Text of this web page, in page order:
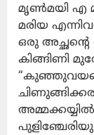
മൃൺമയി എ
മരിയ
ഒരു അച്ഛൻ്റെ
കിങ്ങിണി